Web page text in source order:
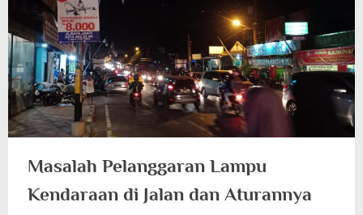
Masalah Pelanggaran Lampu
Kendaraan di Jalan dan Aturannya